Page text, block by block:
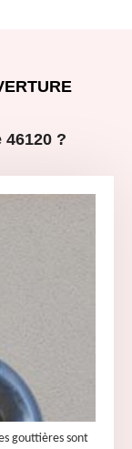
?
gouttières sont